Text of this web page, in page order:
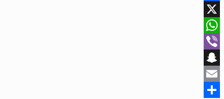
Facebook
X
WhatsApp
Viber
Snapchat
Email